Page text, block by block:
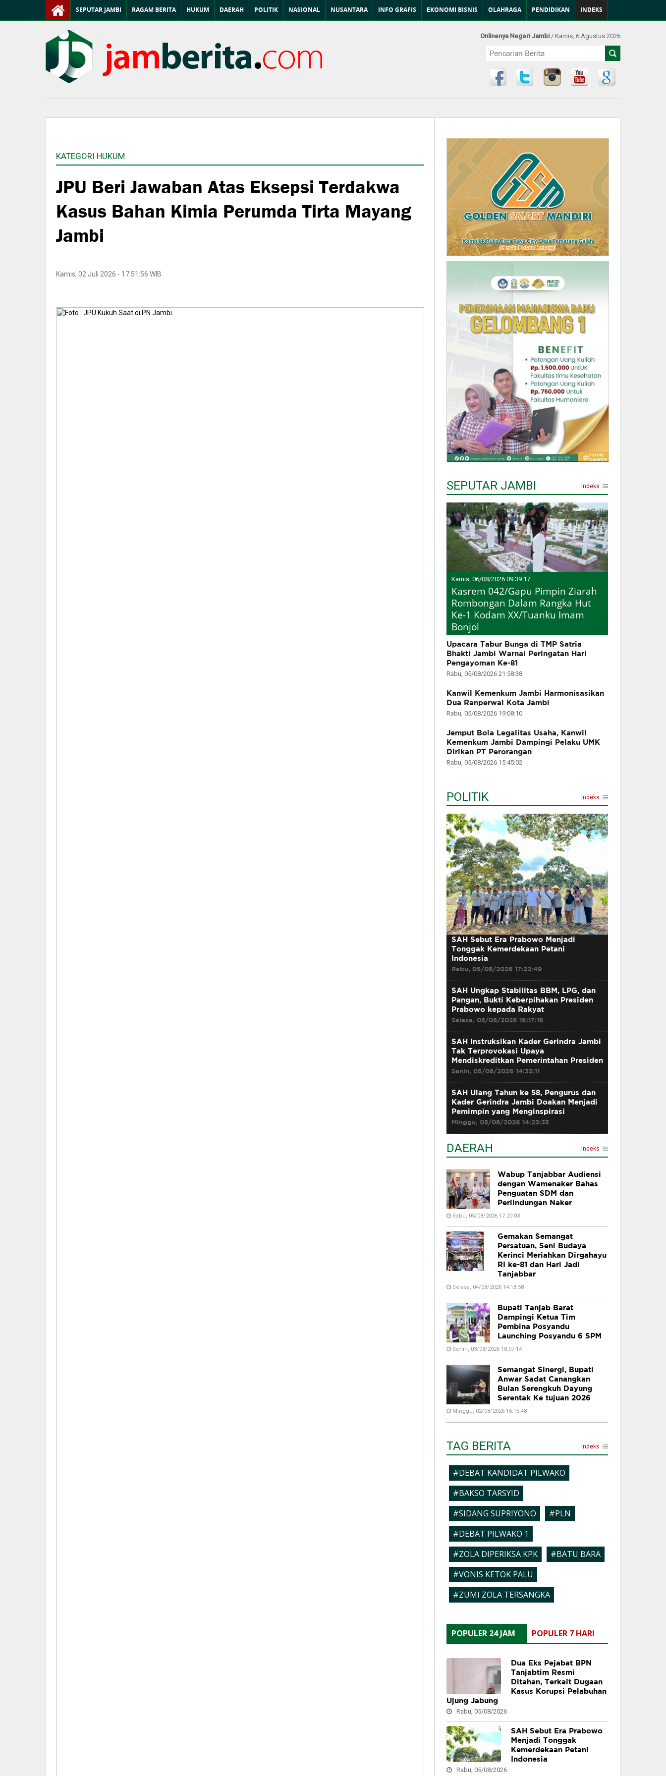
SEPUTAR JAMBI RAGAM BERITA HUKUM DAERAH POLITIK NASIONAL NUSANTARA INFO GRAFIS EKONOMI BISNIS OLAHRAGA PENDIDIKAN INDEKS
Onlinenya Negeri Jambi / Kamis, 6 Agustus 2026
KATEGORI HUKUM
JPU Beri Jawaban Atas Eksepsi Terdakwa
Kasus Bahan Kimia Perumda Tirta Mayang
Jambi
Kamis, 02 Juli 2026 - 17:51:56 WIB
SEPUTAR JAMBI Indeks
Kamis, 06/08/2026 09:39:17
Kasrem 042/Gapu Pimpin Ziarah
Rombongan Dalam Rangka Hut
Ke-1 Kodam XX/Tuanku Imam
Bonjol
Upacara Tabur Bunga di TMP Satria
Bhakti Jambi Warnai Peringatan Hari
Pengayoman Ke-81
Rabu, 05/08/2026 21:58:38
Kanwil Kemenkum Jambi Harmonisasikan
Dua Ranperwal Kota Jambi
Rabu, 05/08/2026 19:08:10
Jemput Bola Legalitas Usaha, Kanwil
Kemenkum Jambi Dampingi Pelaku UMK
Dirikan PT Perorangan
Rabu, 05/08/2026 15:45:02
POLITIK Indeks
SAH Sebut Era Prabowo Menjadi
Tonggak Kemerdekaan Petani
Indonesia
Rabu, 05/08/2026 17:22:49
SAH Ungkap Stabilitas BBM, LPG, dan
Pangan, Bukti Keberpihakan Presiden
Prabowo kepada Rakyat
Selasa, 05/08/2026 16:17:16
SAH Instruksikan Kader Gerindra Jambi
Tak Terprovokasi Upaya
Mendiskreditkan Pemerintahan Presiden
Senin, 05/08/2026 14:33:11
SAH Ulang Tahun ke 58, Pengurus dan
Kader Gerindra Jambi Doakan Menjadi
Pemimpin yang Menginspirasi
Minggu, 05/08/2026 14:23:35
DAERAH Indeks
Wabup Tanjabbar Audiensi
dengan Wamenaker Bahas
Penguatan SDM dan
Perlindungan Naker
Rabu, 05/08/2026 17:20:03
Gemakan Semangat
Persatuan, Seni Budaya
Kerinci Meriahkan Dirgahayu
RI ke-81 dan Hari Jadi
Tanjabbar
Selasa, 04/08/2026 14:18:58
Bupati Tanjab Barat
Dampingi Ketua Tim
Pembina Posyandu
Launching Posyandu 6 SPM
Senin, 03/08/2026 18:07:14
Semangat Sinergi, Bupati
Anwar Sadat Canangkan
Bulan Serengkuh Dayung
Serentak Ke tujuan 2026
Minggu, 02/08/2026 16:15:48
TAG BERITA Indeks
#DEBAT KANDIDAT PILWAKO
#BAKSO TARSYID
#SIDANG SUPRIYONO
#PLN
#DEBAT PILWAKO 1
#ZOLA DIPERIKSA KPK
#BATU BARA
#VONIS KETOK PALU
#ZUMI ZOLA TERSANGKA
POPULER 24 JAM POPULER 7 HARI
Dua Eks Pejabat BPN
Tanjabtim Resmi
Ditahan, Terkait Dugaan
Kasus Korupsi Pelabuhan
Ujung Jabung
Rabu, 05/08/2026
SAH Sebut Era Prabowo
Menjadi Tonggak
Kemerdekaan Petani
Indonesia
Rabu, 05/08/2026